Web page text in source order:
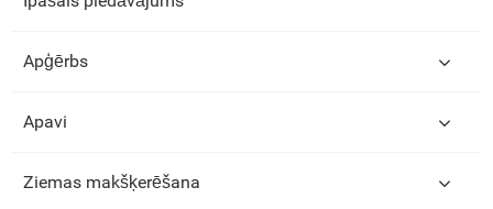
Apģērbs
Apavi
Ziemas makšķerēšana